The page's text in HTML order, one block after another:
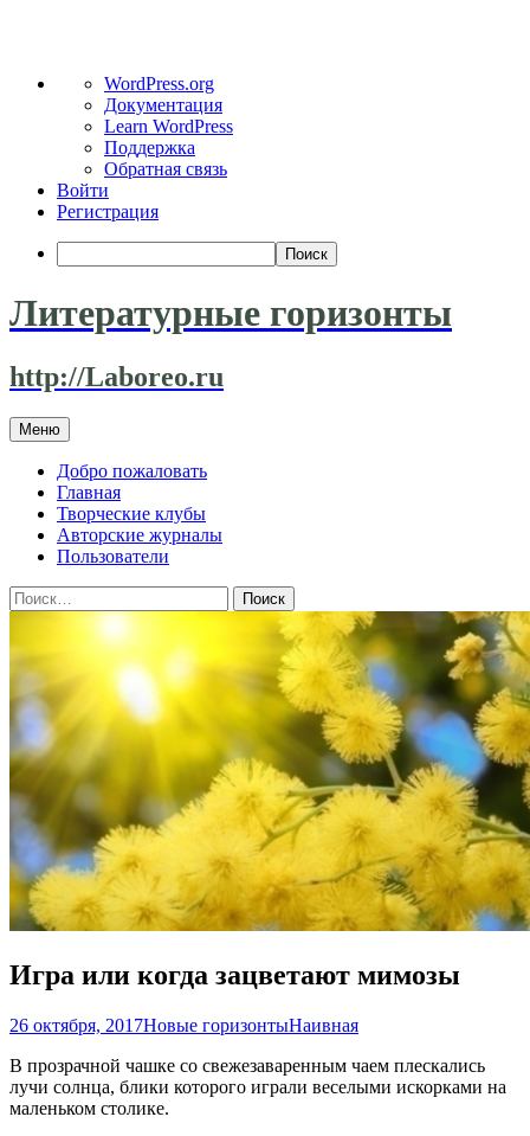
WordPress
WordPress.org
Документация
Learn WordPress
Поддержка
Обратная связь
Войти
Регистрация
Поиск
Литературные горизонты
http://Laboreo.ru
Меню Перейти
к
содержимому
Добро пожаловать
Главная
Творческие клубы
Авторские журналы
Пользователи
Найти:
Игра или когда зацветают мимозы
26 октября, 2017Новые горизонтыНаивная
В прозрачной чашке со свежезаваренным чаем плескались
лучи солнца, блики которого играли веселыми искорками на
маленьком столике.